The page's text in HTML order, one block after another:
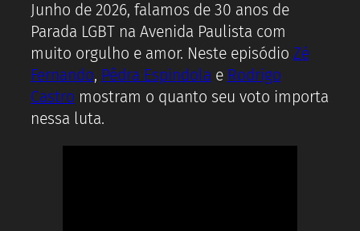
Junho de 2026, falamos de 30 anos de
Parada LGBT na Avenida Paulista com
muito orgulho e amor. Neste episódio Zé
Fernando, Pêdra Espindola e Rodrigo
Castro mostram o quanto seu voto importa
nessa luta.